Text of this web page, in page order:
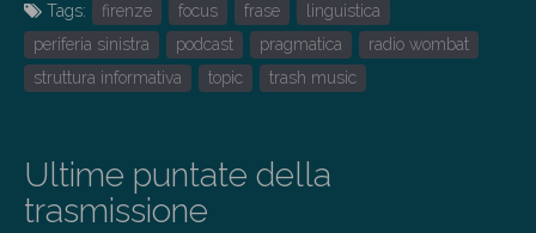
Tags: firenze focus frase
linguistica
periferia sinistra
podcast pragmatica
radio wombat
struttura informativa
topic trash music
Ultime puntate della
trasmissione